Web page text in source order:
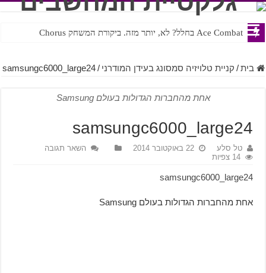
Ace Combat בחלל? לא, יותר מזה. ביקורת המשחק Chorus
Steven Universe והשירים שתורגמו בצורה נוראית לעברית
בית / קניית טלויזיה סמסונג בעידן המודרני /
samsungc6000_large24
אחת מהחברות הגדולות בעולם Samsung
samsungc6000_large24
טל סלע 22 באוקטובר 2014
השאר תגובה
14 צפיות
samsungc6000_large24
אחת מהחברות הגדולות בעולם Samsung